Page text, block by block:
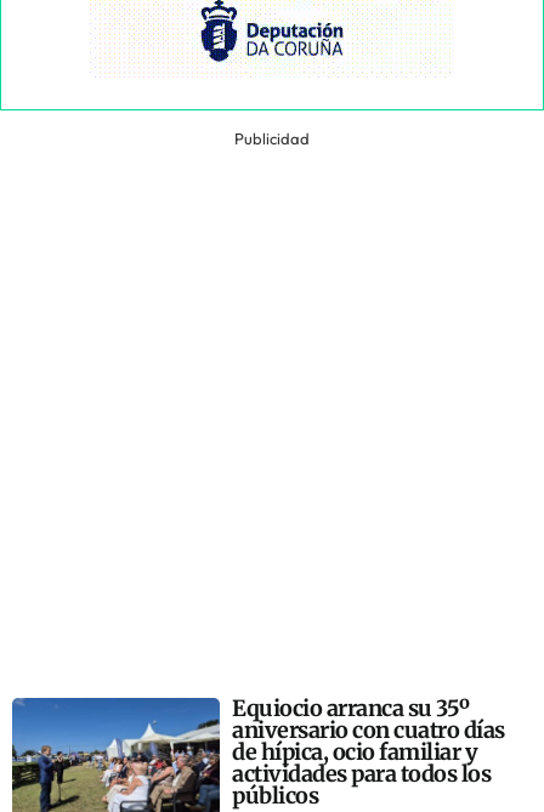
Publicidad
Equiocio arranca su 35º
aniversario con cuatro días
de hípica, ocio familiar y
actividades para todos los
públicos